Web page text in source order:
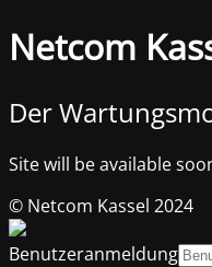
Netcom
Der
Site will be available
© Netcom Kassel 2024
Benutzeranmeldung